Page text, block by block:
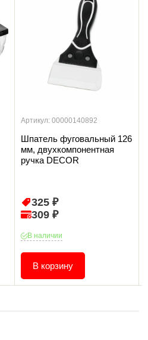
Артикул: 00000140892
Шпатель фуговальный 126
мм, двухкомпонентная
ручка DECOR
325 ₽
309 ₽
В наличии
В корзину